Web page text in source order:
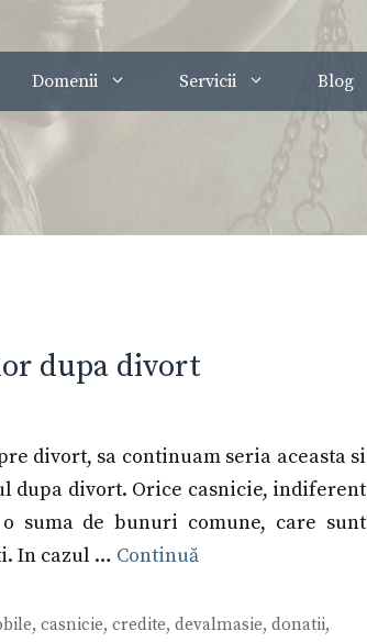
Domenii Servicii Blog
dupa divort
divort, sa continuam seria aceasta si
dupa divort. Orice casnicie, indiferent
suma de bunuri comune, care sunt
In cazul … Continuă
,casnicie,credite,devalmasie,donatii,